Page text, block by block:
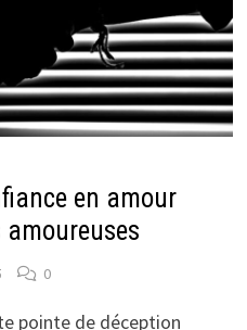
en amour
amoureuses
0
pointe de déception